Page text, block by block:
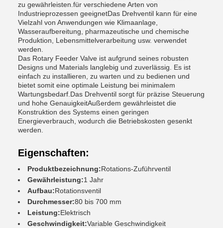
zu gewährleisten.für verschiedene Arten von
Industrieprozessen geeignetDas Drehventil kann für eine
Vielzahl von Anwendungen wie Klimaanlage,
Wasseraufbereitung, pharmazeutische und chemische
Produktion, Lebensmittelverarbeitung usw. verwendet
werden.
Das Rotary Feeder Valve ist aufgrund seines robusten
Designs und Materials langlebig und zuverlässig. Es ist
einfach zu installieren, zu warten und zu bedienen und
bietet somit eine optimale Leistung bei minimalem
Wartungsbedarf.Das Drehventil sorgt für präzise Steuerung
und hohe GenauigkeitAußerdem gewährleistet die
Konstruktion des Systems einen geringen
Energieverbrauch, wodurch die Betriebskosten gesenkt
werden.
Eigenschaften:
Produktbezeichnung:Rotations-Zuführventil
Gewährleistung:1 Jahr
Aufbau:Rotationsventil
Durchmesser:80 bis 700 mm
Leistung:Elektrisch
Geschwindigkeit:Variable Geschwindigkeit